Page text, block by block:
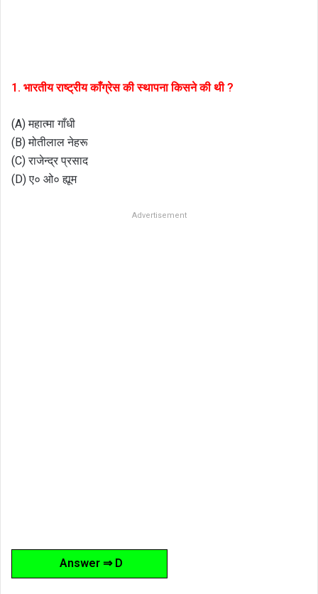
1. भारतीय राष्ट्रीय काँग्रेस की स्थापना किसने की थी ?
(A) महात्मा गाँधी
(B) मोतीलाल नेहरू
(C) राजेन्द्र प्रसाद
(D) ए० ओ० ह्यूम
Advertisement
Answer ⇒ D